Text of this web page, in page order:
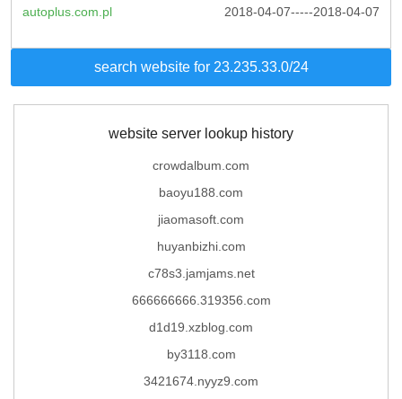
2018-04-07-----2018-04-07
autoplus.com.pl
search website for 23.235.33.0/24
website server lookup history
crowdalbum.com
baoyu188.com
jiaomasoft.com
huyanbizhi.com
c78s3.jamjams.net
666666666.319356.com
d1d19.xzblog.com
by3118.com
3421674.nyyz9.com